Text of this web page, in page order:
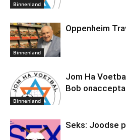
Binnenland
Binnenland
Oppenheim
Binnenland
Jom Ha
Bob
Seks: Joodse